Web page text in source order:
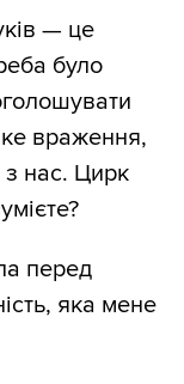
— це
було
враження,
нас. Цирк
перед
яка мене